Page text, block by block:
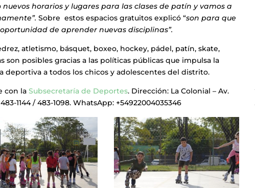
horarios y lugares para las clases de patín y vamos a
Sobre estos espacios gratuitos explicó “son para que
de aprender nuevas disciplinas”.
atletismo, básquet, boxeo, hockey, pádel, patín, skate,
son posibles gracias a las políticas públicas que impulsa la
deportiva a todos los chicos y adolescentes del distrito.
con laSubsecretaría de Deportes. Dirección: La Colonial – Av.
1144 / 483-1098. WhatsApp: +54922004035346